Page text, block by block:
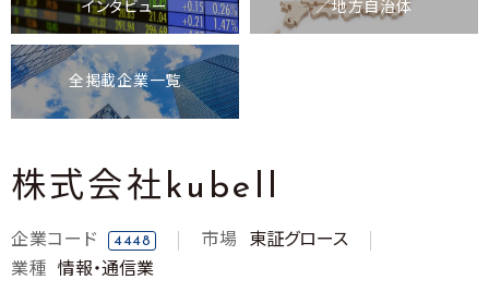
インタビュー
／地方自治体
全掲載企業一覧
株式会社kubell
企業コード 4448 市場
東証グロース
業種
情報・通信業